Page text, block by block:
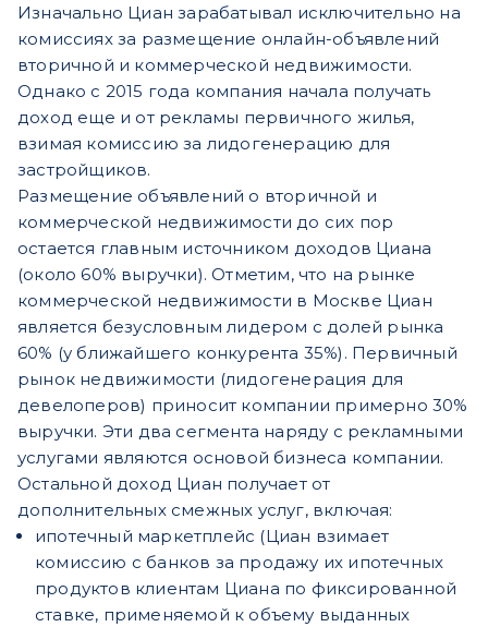
Изначально Циан зарабатывал исключительно на
комиссиях за размещение онлайн-объявлений
вторичной и коммерческой недвижимости.
Однако с 2015 года компания начала получать
доход еще и от рекламы первичного жилья,
взимая комиссию за лидогенерацию для
застройщиков.
Размещение объявлений о вторичной и
коммерческой недвижимости до сих пор
остается главным источником доходов Циана
(около 60% выручки). Отметим, что на рынке
коммерческой недвижимости в Москве Циан
является безусловным лидером с долей рынка
60% (у ближайшего конкурента 35%). Первичный
рынок недвижимости (лидогенерация для
девелоперов) приносит компании примерно 30%
выручки. Эти два сегмента наряду с рекламными
услугами являются основой бизнеса компании.
Остальной доход Циан получает от
дополнительных смежных услуг, включая:
ипотечный маркетплейс (Циан взимает
комиссию с банков за продажу их ипотечных
продуктов клиентам Циана по фиксированной
ставке, применяемой к объему выданных